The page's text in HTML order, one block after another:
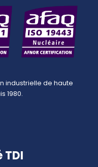
industrielle de haute
1980.
TDI